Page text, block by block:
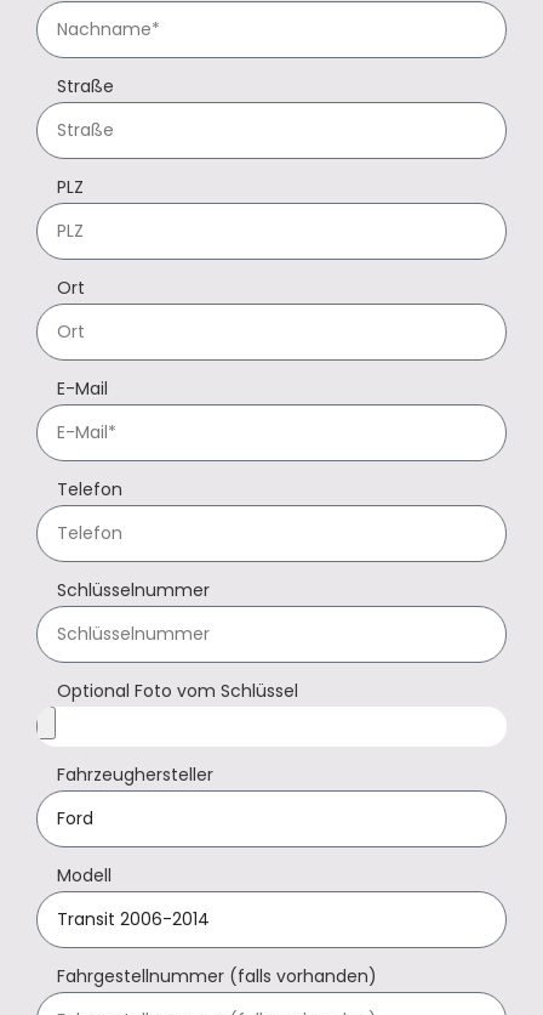
Straße
PLZ
Ort
E-Mail
Telefon
Schlüsselnummer
Optional Foto vom Schlüssel
Fahrzeughersteller
Modell
Fahrgestellnummer (falls vorhanden)